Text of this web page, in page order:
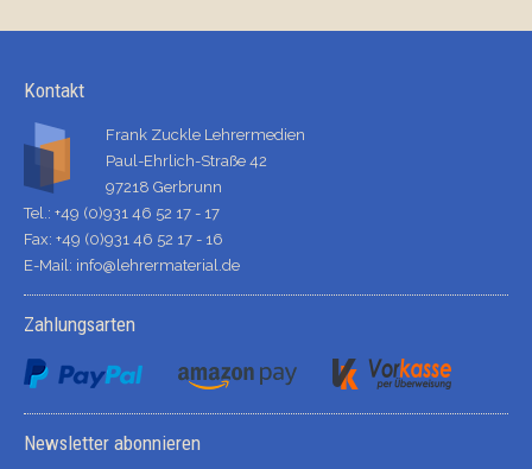
Kontakt
Frank Zuckle Lehrermedien
Paul-Ehrlich-Straße 42
97218 Gerbrunn
Tel.: +49 (0)931 46 52 17 - 17
Fax: +49 (0)931 46 52 17 - 16
E-Mail: info@lehrermaterial.de
Zahlungsarten
Newsletter abonnieren